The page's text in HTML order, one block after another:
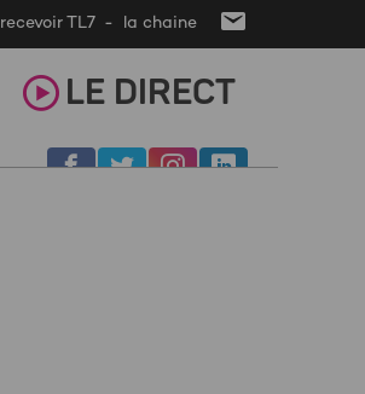
recevoir TL7 - la chaine
LE DIRECT